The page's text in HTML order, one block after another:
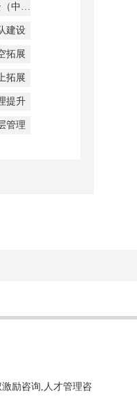
开云（中国）内训
建设
拓展
拓展
提升
管理
励咨询,人才管理咨